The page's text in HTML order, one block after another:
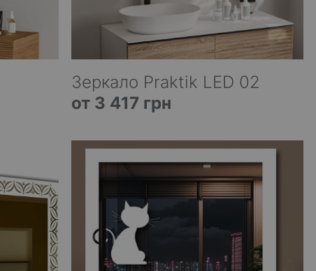
Зеркало Praktik LED 02
от 3 417 грн